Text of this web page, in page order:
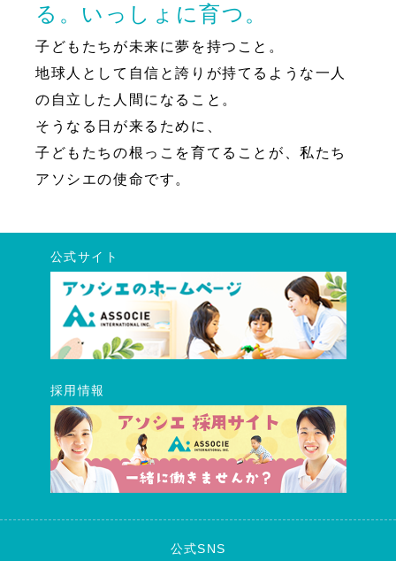
る。いっしょに育つ。
子どもたちが未来に夢を持つこと。
地球人として自信と誇りが持てるような一人
の自立した人間になること。
そうなる日が来るために、
子どもたちの根っこを育てることが、私たち
アソシエの使命です。
公式サイト
採用情報
公式SNS